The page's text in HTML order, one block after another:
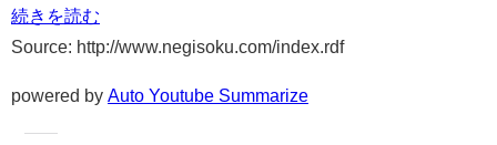
続きを読む
Source: http://www.negisoku.com/index.rdf
powered by Auto Youtube Summarize